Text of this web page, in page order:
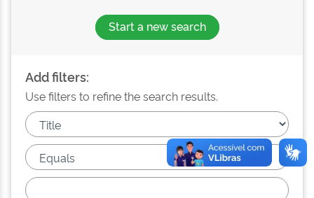
Start a new search
Add filters:
Use filters to refine the search results.